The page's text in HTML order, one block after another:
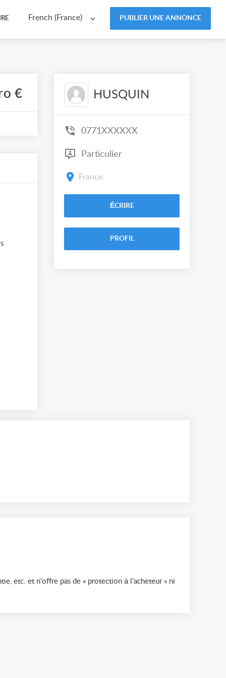
French (France) PUBLIER UNE ANNONCE
€ HUSQUIN
0771XXXXXX
Particulier
France
ÉCRIRE
PROFIL
etc. et n'offre pas de « protection à l’acheteur » ni